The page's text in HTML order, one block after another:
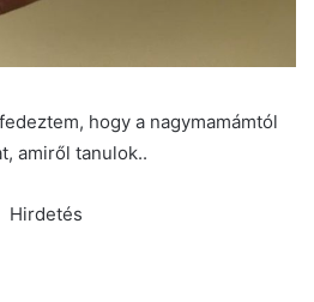
hogy a nagymamámtól
amiről tanulok..
Hirdetés